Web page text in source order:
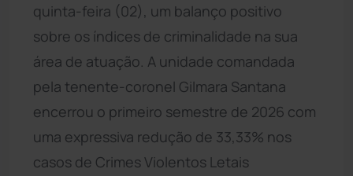
quinta-feira (02), um balanço positivo
sobre os índices de criminalidade na sua
área de atuação. A unidade comandada
pela tenente-coronel Gilmara Santana
encerrou o primeiro semestre de 2026 com
uma expressiva redução de 33,33% nos
casos de Crimes Violentos Letais